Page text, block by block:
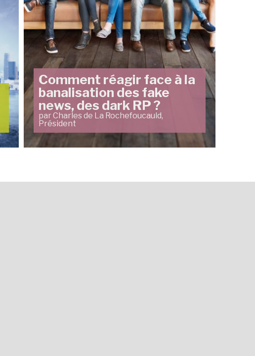
Comment réagir face à la
banalisation des fake
news, des dark RP ?
par Charles de La Rochefoucauld,
Président